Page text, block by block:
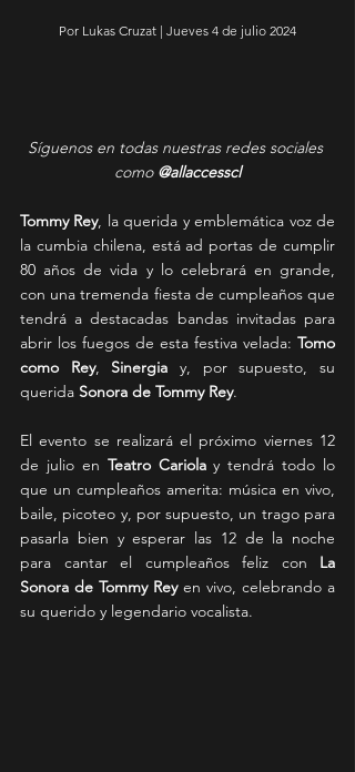
Por Lukas Cruzat | Jueves 4 de julio 2024
Síguenos en todas nuestras redes sociales
como @allaccesscl
Tommy Rey, la querida y emblemática voz de
la cumbia chilena, está ad portas de cumplir
80 años de vida y lo celebrará en grande,
con una tremenda fiesta de cumpleaños que
tendrá a destacadas bandas invitadas para
abrir los fuegos de esta festiva velada: Tomo
como Rey, Sinergia y, por supuesto, su
querida Sonora de Tommy Rey.
El evento se realizará el próximo viernes 12
de julio en Teatro Cariola y tendrá todo lo
que un cumpleaños amerita: música en vivo,
baile, picoteo y, por supuesto, un trago para
pasarla bien y esperar las 12 de la noche
para cantar el cumpleaños feliz con La
Sonora de Tommy Rey en vivo, celebrando a
su querido y legendario vocalista.